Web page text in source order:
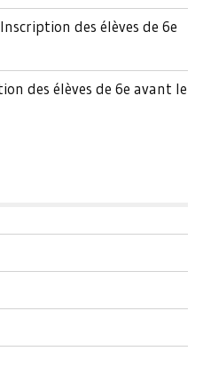
Inscription des élèves de 6e
des élèves de 6e avant le